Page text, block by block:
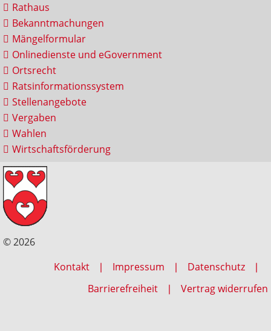
Rathaus
Bekanntmachungen
Mängelformular
Onlinedienste und eGovernment
Ortsrecht
Ratsinformationssystem
Stellenangebote
Vergaben
Wahlen
Wirtschaftsförderung
© 2026
Kontakt
Impressum
Datenschutz
Barrierefreiheit
Vertrag widerrufen